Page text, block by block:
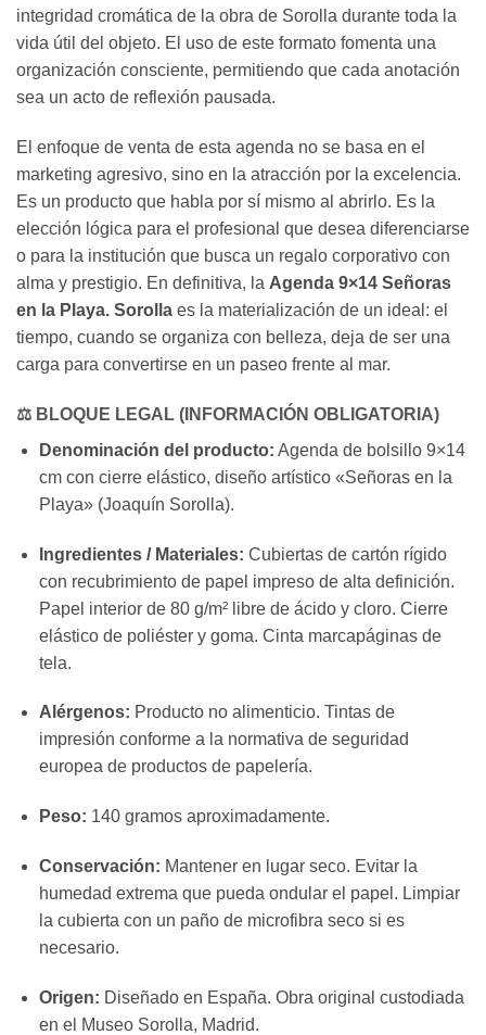
integridad cromática de la obra de Sorolla durante toda la
vida útil del objeto. El uso de este formato fomenta una
organización consciente, permitiendo que cada anotación
sea un acto de reflexión pausada.
El enfoque de venta de esta agenda no se basa en el
marketing agresivo, sino en la atracción por la excelencia.
Es un producto que habla por sí mismo al abrirlo. Es la
elección lógica para el profesional que desea diferenciarse
o para la institución que busca un regalo corporativo con
alma y prestigio. En definitiva, la Agenda 9×14 Señoras
en la Playa. Sorolla es la materialización de un ideal: el
tiempo, cuando se organiza con belleza, deja de ser una
carga para convertirse en un paseo frente al mar.
⚖️ BLOQUE LEGAL (INFORMACIÓN OBLIGATORIA)
Denominación del producto: Agenda de bolsillo 9×14
cm con cierre elástico, diseño artístico «Señoras en la
Playa» (Joaquín Sorolla).
Ingredientes / Materiales: Cubiertas de cartón rígido
con recubrimiento de papel impreso de alta definición.
Papel interior de 80 g/m² libre de ácido y cloro. Cierre
elástico de poliéster y goma. Cinta marcapáginas de
tela.
Alérgenos: Producto no alimenticio. Tintas de
impresión conforme a la normativa de seguridad
europea de productos de papelería.
Peso: 140 gramos aproximadamente.
Conservación: Mantener en lugar seco. Evitar la
humedad extrema que pueda ondular el papel. Limpiar
la cubierta con un paño de microfibra seco si es
necesario.
Origen: Diseñado en España. Obra original custodiada
en el Museo Sorolla, Madrid.